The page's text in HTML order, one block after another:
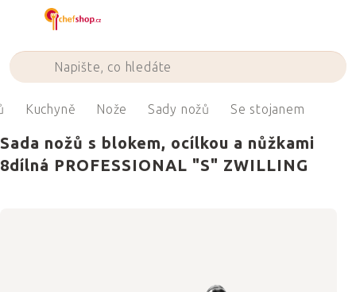
Kuchyně Nože Sady nožů Se stojanem
Sada nožů s blokem, ocílkou a nůžkami
8dílná PROFESSIONAL "S" ZWILLING